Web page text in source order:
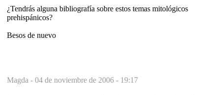
¿Tendrás alguna bibliografía sobre estos temas mitológicos
prehispánicos?
Besos de nuevo
Magda - 04 de noviembre de 2006 - 19:17